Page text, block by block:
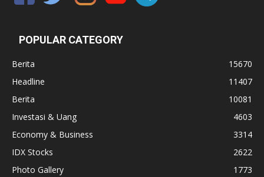
POPULAR CATEGORY
Berita
15670
Headline
11407
Berita
10081
Investasi & Uang
4603
Economy & Business
3314
IDX Stocks
2622
Photo Gallery
1773